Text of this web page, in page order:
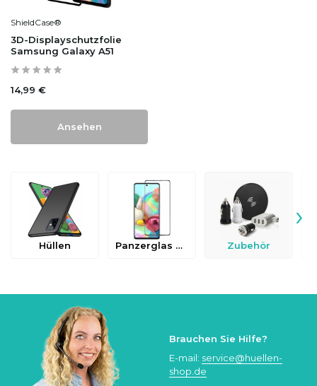
ShieldCase®
3D-Displayschutzfolie
Samsung Galaxy A51
14,99 €
Ansehen
Hüllen Panzerglas & Schutzfolien Zubehör
›
Brauchen Sie Hilfe?
E-mail: service@huellen-
shop.de